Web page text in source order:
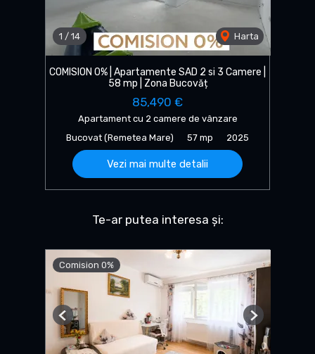
1 / 14 Harta
COMISION 0% | Apartamente SAD 2 si 3 Camere |
58 mp | Zona Bucovăț
85,490 €
Apartament cu 2 camere de vânzare
Bucovat (Remetea Mare)
57 mp 2025
Vezi mai multe detalii
Te-ar putea interesa și:
Comision 0%
Previous Next